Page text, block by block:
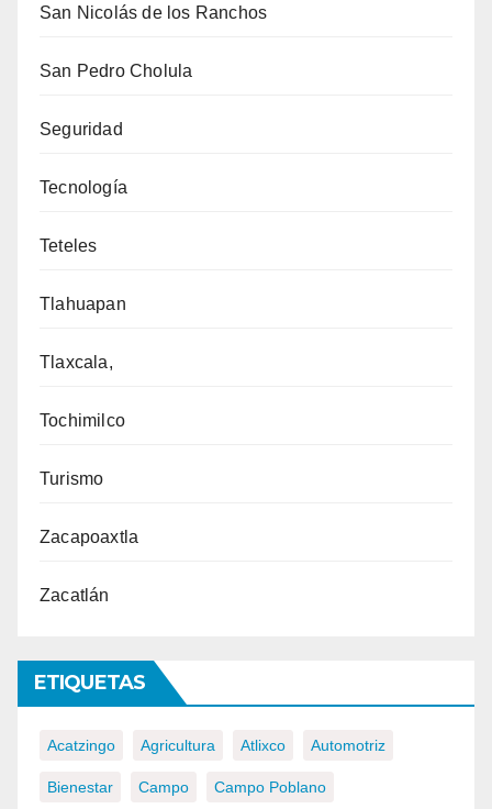
San Nicolás de los Ranchos
San Pedro Cholula
Seguridad
Tecnología
Teteles
Tlahuapan
Tlaxcala,
Tochimilco
Turismo
Zacapoaxtla
Zacatlán
ETIQUETAS
Acatzingo Agricultura Atlixco Automotriz
Bienestar Campo Campo Poblano